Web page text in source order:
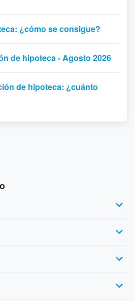
¿cómo se consigue?
de hipoteca - Agosto 2026
de hipoteca: ¿cuánto